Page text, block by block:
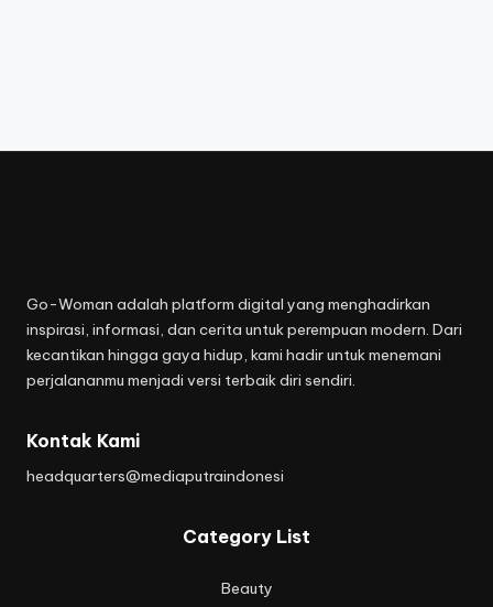
Go-Woman adalah platform digital yang menghadirkan
inspirasi, informasi, dan cerita untuk perempuan modern. Dari
kecantikan hingga gaya hidup, kami hadir untuk menemani
perjalananmu menjadi versi terbaik diri sendiri.
Kontak Kami
headquarters@mediaputraindonesi
Category List
Beauty